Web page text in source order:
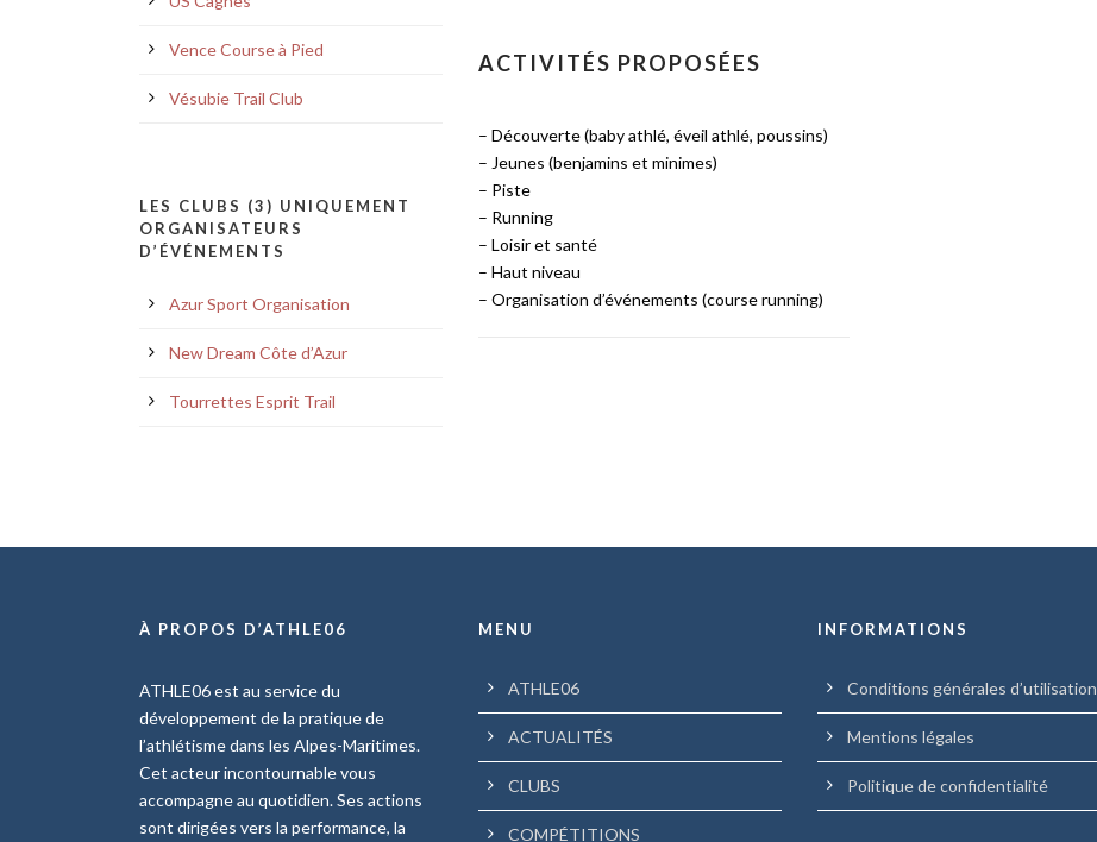
ACTIVITÉS PROPOSÉES
– Découverte (baby athlé, éveil athlé, poussins)
– Jeunes (benjamins et minimes)
– Piste
– Running
– Loisir et santé
– Haut niveau
– Organisation d’événements (course running)
Vence Course à Pied
Vésubie Trail Club
LES CLUBS (3) UNIQUEMENT
ORGANISATEURS
D’ÉVÉNEMENTS
Azur Sport Organisation
New Dream Côte d’Azur
Tourrettes Esprit Trail
À PROPOS D’ATHLE06
ATHLE06 est au service du
développement de la pratique de
l’athlétisme dans les Alpes-Maritimes.
Cet acteur incontournable vous
accompagne au quotidien. Ses actions
sont dirigées vers la performance, la
MENU
ATHLE06
ACTUALITÉS
CLUBS
COMPÉTITIONS
INFORMATIONS
Conditions générales d’utilisation
Mentions légales
Politique de confidentialité